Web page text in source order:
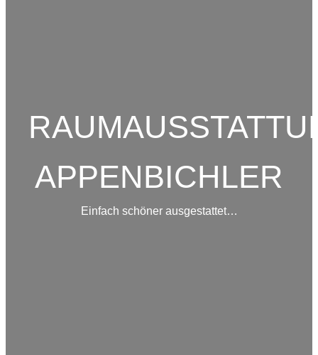
APPENBICHLER
Einfach schöner ausgestattet…